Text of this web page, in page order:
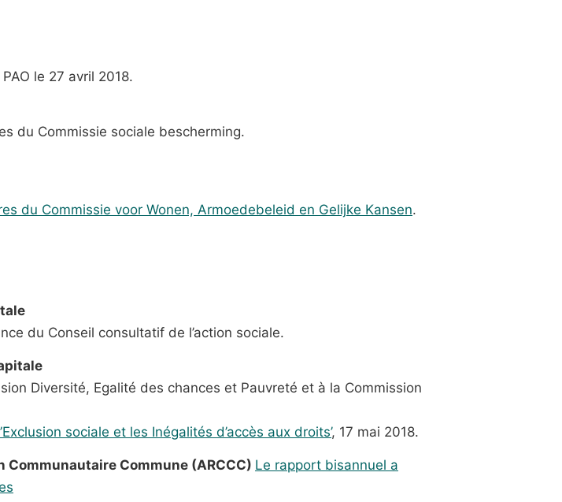
le 27 avril 2018.
du Commissie sociale bescherming.
du Commissie voor Wonen, Armoedebeleid en Gelijke Kansen.
du Conseil consultatif de l’action sociale.
Diversité, Egalité des chances et Pauvreté et à la Commission
sociale et les Inégalités d’accès aux droits’, 17 mai 2018.
Commune (ARCCC) Le rapport bisannuel a